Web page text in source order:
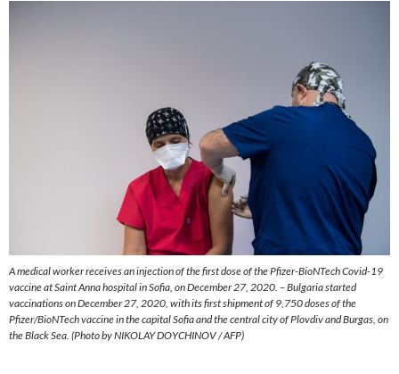
A medical worker receives an injection of the first dose of the Pfizer-BioNTech Covid-19
vaccine at Saint Anna hospital in Sofia, on December 27, 2020. – Bulgaria started
vaccinations on December 27, 2020, with its first shipment of 9,750 doses of the
Pfizer/BioNTech vaccine in the capital Sofia and the central city of Plovdiv and Burgas, on
the Black Sea. (Photo by NIKOLAY DOYCHINOV / AFP)